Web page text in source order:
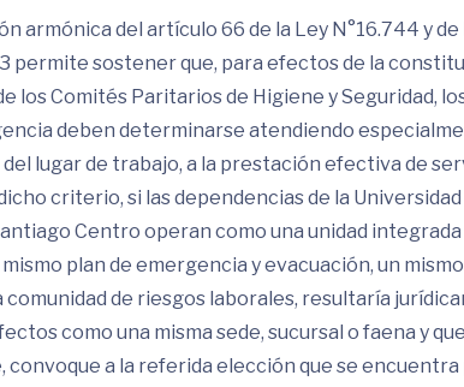
armónica del artículo 66 de la Ley N°16.744 y
permite sostener que, para efectos de la
los Comités Paritarios de Higiene y Seguridad,
deben determinarse atendiendo
lugar de trabajo, a la prestación efectiva de
criterio, si las dependencias de la
Centro operan como una unidad
plan de emergencia y evacuación, un
comunidad de riesgos laborales, resultaría
como una misma sede, sucursal o faena y
convoque a la referida elección que se